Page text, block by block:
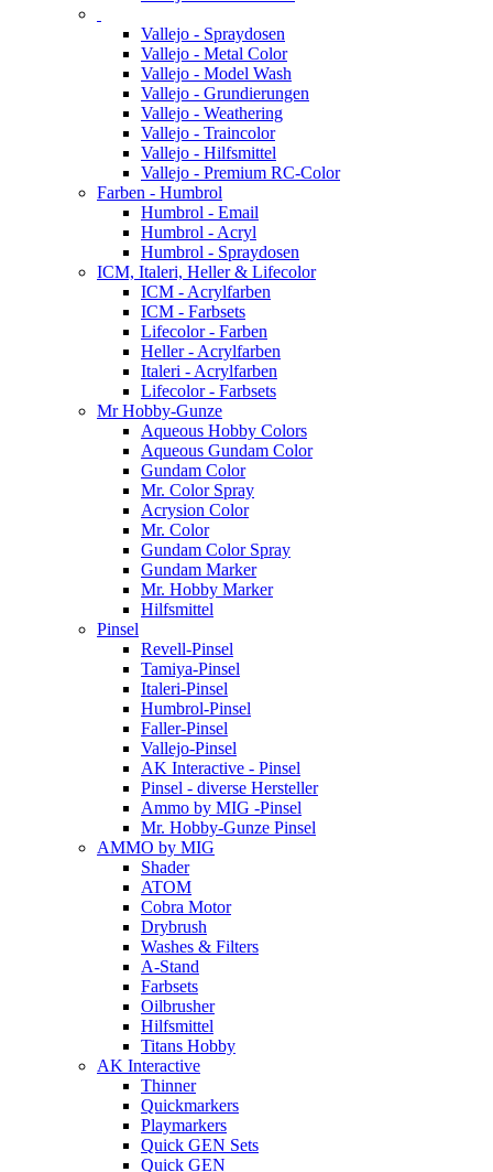
Vallejo - Spraydosen
Vallejo - Metal Color
Vallejo - Model Wash
Vallejo - Grundierungen
Vallejo - Weathering
Vallejo - Traincolor
Vallejo - Hilfsmittel
Vallejo - Premium RC-Color
Farben - Humbrol
Humbrol - Email
Humbrol - Acryl
Humbrol - Spraydosen
ICM, Italeri, Heller & Lifecolor
ICM - Acrylfarben
ICM - Farbsets
Lifecolor - Farben
Heller - Acrylfarben
Italeri - Acrylfarben
Lifecolor - Farbsets
Mr Hobby-Gunze
Aqueous Hobby Colors
Aqueous Gundam Color
Gundam Color
Mr. Color Spray
Acrysion Color
Mr. Color
Gundam Color Spray
Gundam Marker
Mr. Hobby Marker
Hilfsmittel
Pinsel
Revell-Pinsel
Tamiya-Pinsel
Italeri-Pinsel
Humbrol-Pinsel
Faller-Pinsel
Vallejo-Pinsel
AK Interactive - Pinsel
Pinsel - diverse Hersteller
Ammo by MIG -Pinsel
Mr. Hobby-Gunze Pinsel
AMMO by MIG
Shader
ATOM
Cobra Motor
Drybrush
Washes & Filters
A-Stand
Farbsets
Oilbrusher
Hilfsmittel
Titans Hobby
AK Interactive
Thinner
Quickmarkers
Playmarkers
Quick GEN Sets
Quick GEN